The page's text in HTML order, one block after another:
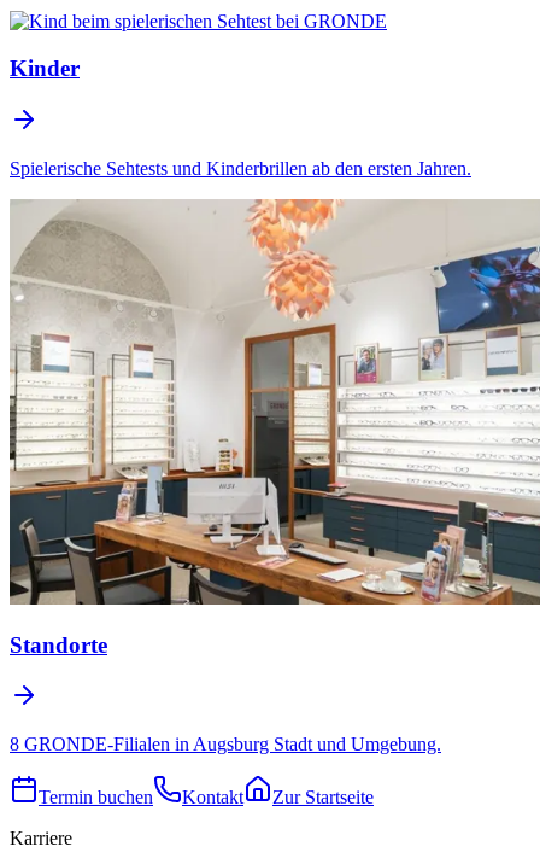
Kinder
Spielerische Sehtests und Kinderbrillen ab den ersten Jahren.
Standorte
8 GRONDE-Filialen in Augsburg Stadt und Umgebung.
Termin buchen Kontakt
Zur Startseite
Karriere